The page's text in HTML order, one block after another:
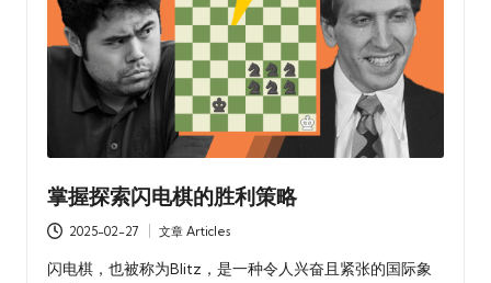
掌握探索闪电棋的胜利策略
2025-02-27
Posted
in
文章 Articles
闪电棋，也被称为Blitz，是一种令人兴奋且紧张的国际象